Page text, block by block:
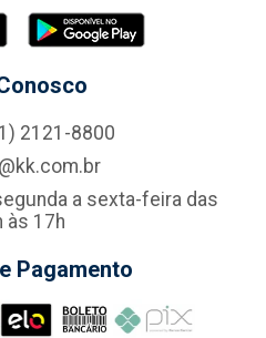
2121-8800
a sexta-feira das
às 17h
Pagamento